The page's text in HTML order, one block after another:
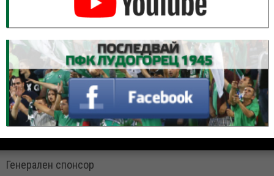
Генерален спонсор